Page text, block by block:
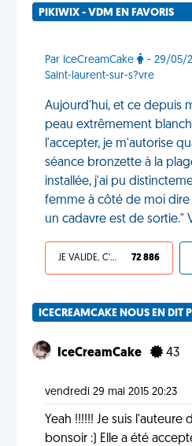
PIKIWIX - VDM EN FAVORIS
Par IceCreamCake
- 29/05/
Saint-laurent-sur-s?vre
Aujourd'hui, et ce depuis
peau extrêmement
l'accepter, je m'autorise
séance bronzette à la
installée, j'ai pu
femme à côté de moi dire
un cadavre est de sortie."
JE VALIDE, C'EST UNE VDM 72 886
ICECREAMCAKE NOUS EN DIT
IceCreamCake 43
vendredi 29 mai 2015 20:23
Yeah !!!!!! Je suis l'auteure
bonsoir :) Elle a été